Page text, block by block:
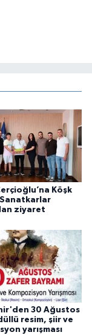
Köşk
Sanatkarlar
ziyaret
30 Ağustos
resim, şiir ve
yarışması